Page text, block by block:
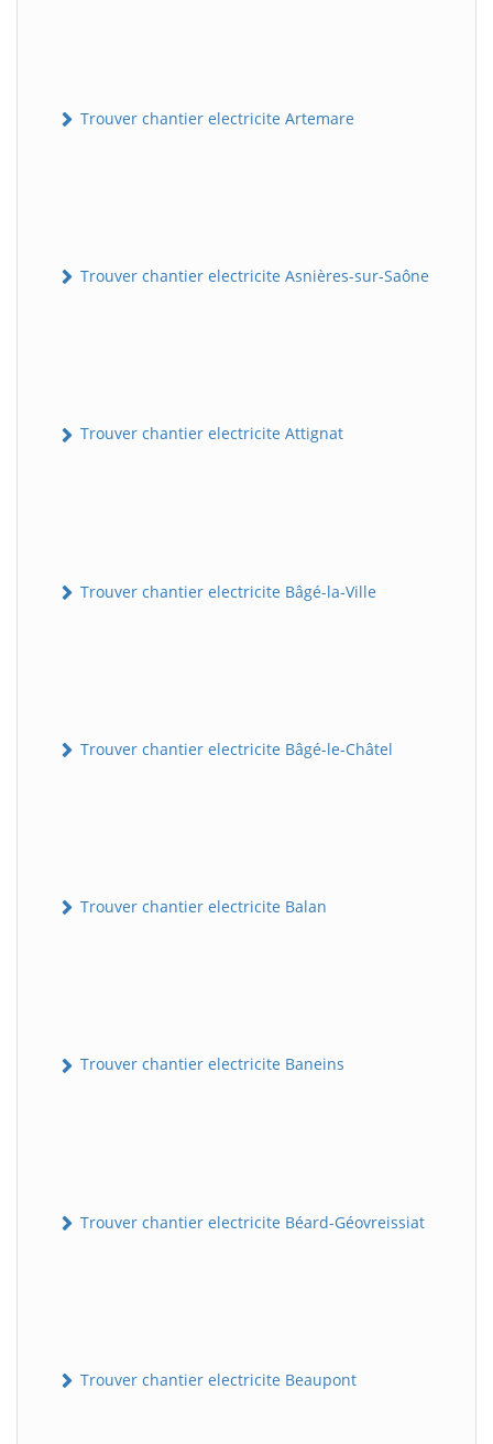
Trouver chantier electricite Artemare
Trouver chantier electricite Asnières-sur-Saône
Trouver chantier electricite Attignat
Trouver chantier electricite Bâgé-la-Ville
Trouver chantier electricite Bâgé-le-Châtel
Trouver chantier electricite Balan
Trouver chantier electricite Baneins
Trouver chantier electricite Béard-Géovreissiat
Trouver chantier electricite Beaupont